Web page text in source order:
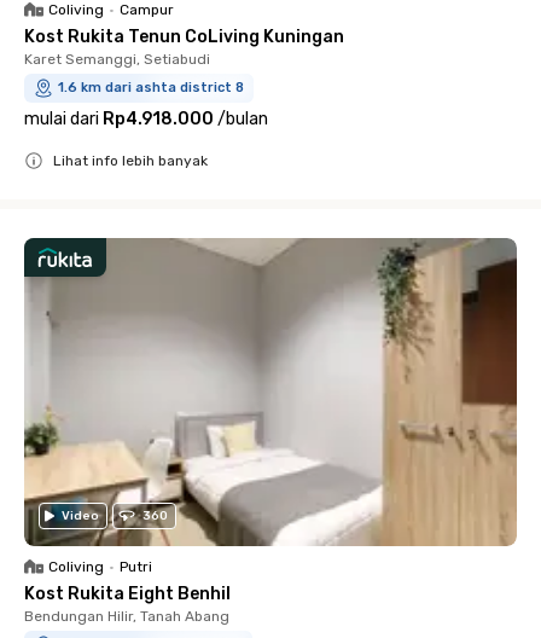
Coliving • Campur
Kost Rukita Tenun CoLiving Kuningan
Karet Semanggi, Setiabudi
1.6 km dari ashta district 8
mulai dari Rp4.918.000 /bulan
Lihat info lebih banyak
Video 360
Coliving • Putri
Kost Rukita Eight Benhil
Bendungan Hilir, Tanah Abang